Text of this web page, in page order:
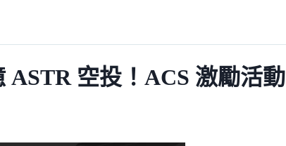
ASTR 空投！ACS 激勵活動